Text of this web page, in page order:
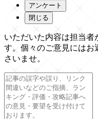
アンケート
閉じる
いただいた内容は担当者
す。個々のご意見にはお
さいませ。